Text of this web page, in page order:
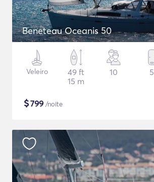
Beneteau Oceanis 50
Veleiro
49 ft
15 m
10 5
$799 /noite